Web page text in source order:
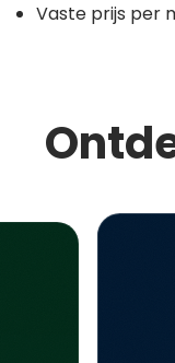
Vaste prijs per